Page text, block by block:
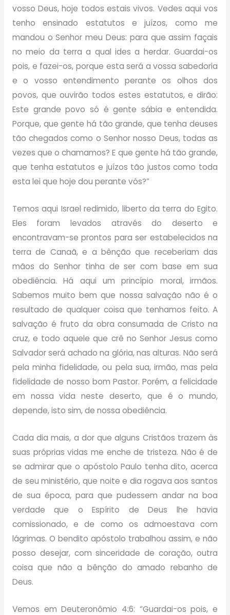
vosso Deus, hoje todos estais vivos. Vedes aqui vos
tenho ensinado estatutos e juízos, como me
mandou o Senhor meu Deus: para que assim façais
no meio da terra a qual ides a herdar. Guardai-os
pois, e fazei-os, porque esta será a vossa sabedoria
e o vosso entendimento perante os olhos dos
povos, que ouvirão todos estes estatutos, e dirão:
Este grande povo só é gente sábia e entendida.
Porque, que gente há tão grande, que tenha deuses
tão chegados como o Senhor nosso Deus, todas as
vezes que o chamamos? E que gente há tão grande,
que tenha estatutos e juízos tão justos como toda
esta lei que hoje dou perante vós?”
Temos aqui Israel redimido, liberto da terra do Egito.
Eles foram levados através do deserto e
encontravam-se prontos para ser estabelecidos na
terra de Canaã, e a bênção que receberiam das
mãos do Senhor tinha de ser com base em sua
obediência. Há aqui um princípio moral, irmãos.
Sabemos muito bem que nossa salvação não é o
resultado de qualquer coisa que tenhamos feito. A
salvação é fruto da obra consumada de Cristo na
cruz, e todo aquele que crê no Senhor Jesus como
Salvador será achado na glória, nas alturas. Não será
pela minha fidelidade, ou pela sua, irmão, mas pela
fidelidade de nosso bom Pastor. Porém, a felicidade
em nossa vida neste deserto, que é o mundo,
depende, isto sim, de nossa obediência.
Cada dia mais, a dor que alguns Cristãos trazem às
suas próprias vidas me enche de tristeza. Não é de
se admirar que o apóstolo Paulo tenha dito, acerca
de seu ministério, que noite e dia rogava aos santos
de sua época, para que pudessem andar na boa
verdade que o Espírito de Deus lhe havia
comissionado, e de como os admoestava com
lágrimas. O bendito apóstolo trabalhou assim, e não
posso desejar, com sinceridade de coração, outra
coisa que não a bênção do amado rebanho de
Deus.
Vemos em Deuteronômio 4:6: “Guardai-os pois, e